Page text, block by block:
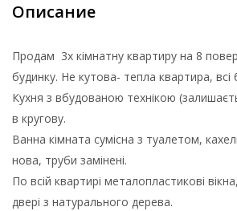
Описание
Продам 3х кімнатну квартиру на 8
будинку. Не кутова- тепла квартира, всі
Кухня з вбудованою технікою
в кругову.
Ванна кімната сумісна з туалетом,
нова, труби замінені.
По всій квартирі металопластикові
двері з натурального дерева.